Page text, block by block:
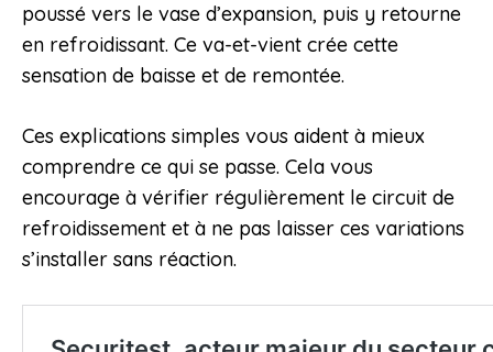
poussé vers le vase d’expansion, puis y retourne
en refroidissant. Ce va-et-vient crée cette
sensation de baisse et de remontée.
Ces explications simples vous aident à mieux
comprendre ce qui se passe. Cela vous
encourage à vérifier régulièrement le circuit de
refroidissement et à ne pas laisser ces variations
s’installer sans réaction.